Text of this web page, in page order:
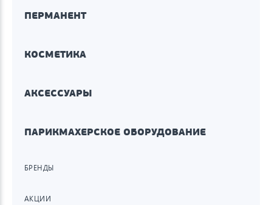
ПЕРМАНЕНТ
КОСМЕТИКА
АКСЕССУАРЫ
ПАРИКМАХЕРСКОЕ ОБОРУДОВАНИЕ
БРЕНДЫ
АКЦИИ